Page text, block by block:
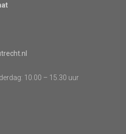
10.00 – 15.30 uur